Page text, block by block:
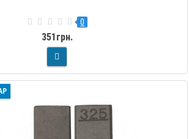
0
351грн.